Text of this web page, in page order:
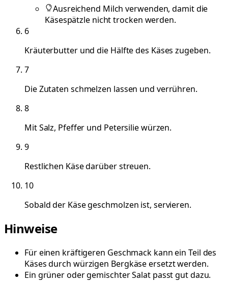
Ausreichend Milch verwenden, damit die
Käsespätzle nicht trocken werden.
6
Kräuterbutter und die Hälfte des Käses zugeben.
7
Die Zutaten schmelzen lassen und verrühren.
8
Mit Salz, Pfeffer und Petersilie würzen.
9
Restlichen Käse darüber streuen.
10
Sobald der Käse geschmolzen ist, servieren.
Hinweise
Für einen kräftigeren Geschmack kann ein Teil des
Käses durch würzigen Bergkäse ersetzt werden.
Ein grüner oder gemischter Salat passt gut dazu.